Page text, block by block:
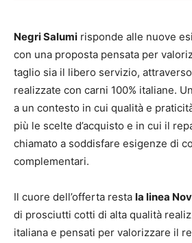
Negri Salumi risponde alle nuove
con una proposta pensata per
taglio sia il libero servizio,
realizzate con carni 100% italiane.
a un contesto in cui qualità e
più le scelte d’acquisto e in cui il
chiamato a soddisfare esigenze di
complementari.
Il cuore dell’offerta resta la linea
di prosciutti cotti di alta qualità
italiana e pensati per valorizzare il